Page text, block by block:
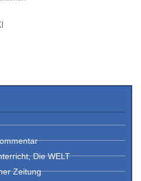
Die WELT
Zeitung